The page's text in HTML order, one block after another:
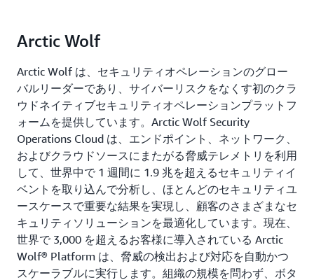
Arctic Wolf
Arctic Wolf は、セキュリティオペレーションのグロー
バルリーダーであり、サイバーリスクをなくす初のクラ
ウドネイティブセキュリティオペレーションプラットフ
ォームを提供しています。Arctic Wolf Security
Operations Cloud は、エンドポイント、ネットワーク、
およびクラウドソースにまたがる脅威テレメトリを利用
して、世界中で 1 週間に 1.9 兆を超えるセキュリティイ
ベントを取り込んで分析し、ほとんどのセキュリティユ
ースケースで重要な結果を実現し、顧客のさまざまなセ
キュリティソリューションを最適化しています。現在、
世界で 3,000 を超えるお客様に導入されている Arctic
Wolf® Platform は、脅威の検出および対応を自動かつ
スケーラブルに実行します。組織の規模を問わず、ボタ